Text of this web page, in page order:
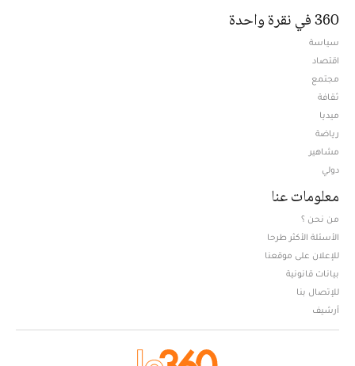
360 في نقرة واحدة
سياسة
اقتصاد
مجتمع
ثقافة
ميديا
رياضة
مشاهير
دولي
معلومات عنا
من نحن ؟
الأسئلة الأكثر طرحا
للإعلان على موقعنا
بيانات قانونية
للإتصال بنا
أرشيف